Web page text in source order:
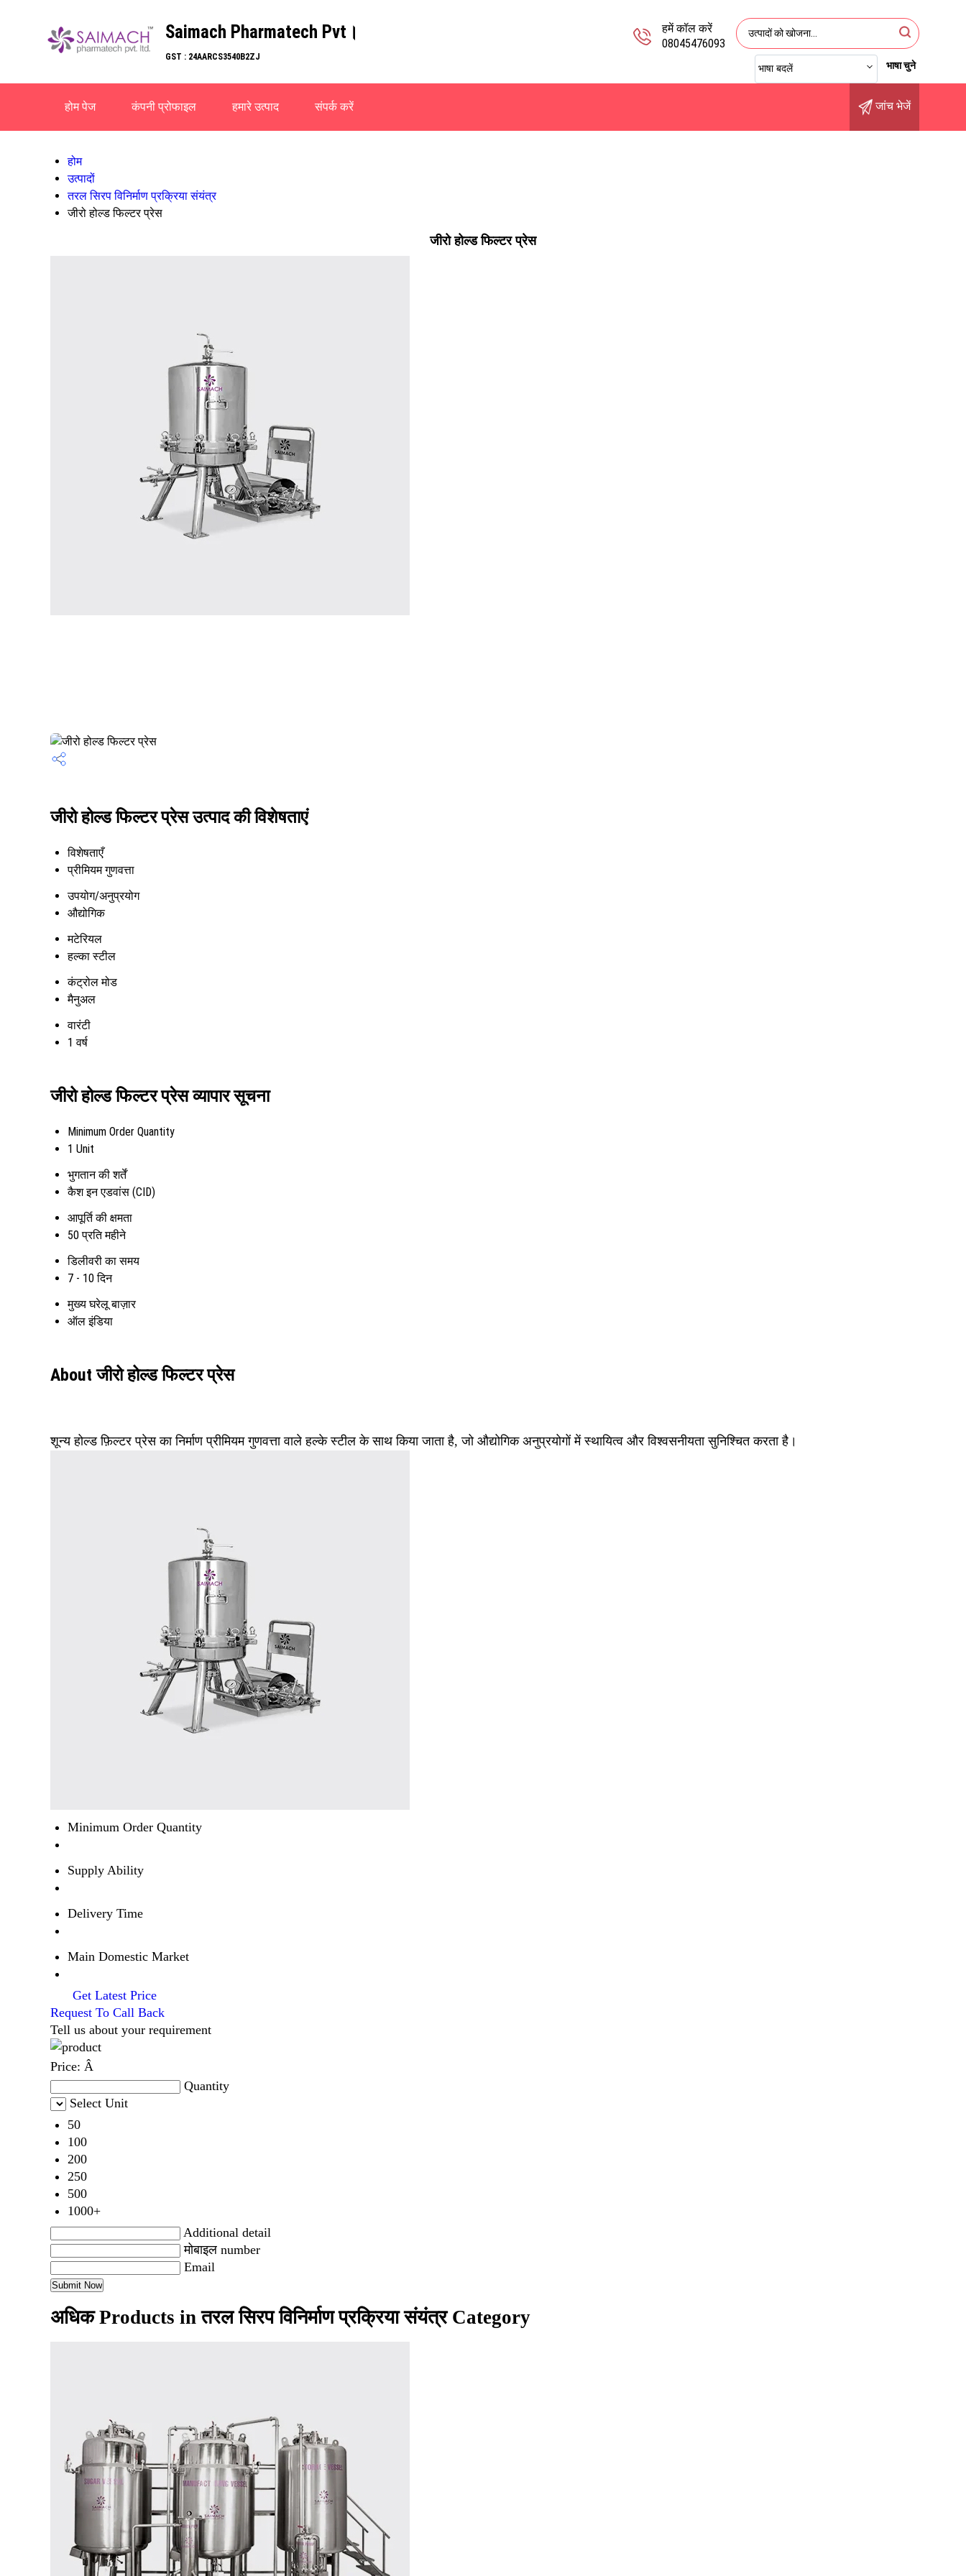
Saimach Pharmatech Pvt।
GST : 24AARCS3540B2ZJ
हमें कॉल करें
08045476093
भाषा बदलें भाषा चुने
होम पेज कंपनी प्रोफाइल हमारे उत्पाद संपर्क करें जांच भेजें
होम
उत्पादों
तरल सिरप विनिर्माण प्रक्रिया संयंत्र
जीरो होल्ड फिल्टर प्रेस
जीरो होल्ड फिल्टर प्रेस
जीरो होल्ड फिल्टर प्रेस उत्पाद की विशेषताएं
विशेषताएँ
प्रीमियम गुणवत्ता
उपयोग/अनुप्रयोग
औद्योगिक
मटेरियल
हल्का स्टील
कंट्रोल मोड
मैनुअल
वारंटी
1 वर्ष
जीरो होल्ड फिल्टर प्रेस व्यापार सूचना
Minimum Order Quantity
1 Unit
भुगतान की शर्तें
कैश इन एडवांस (CID)
आपूर्ति की क्षमता
50 प्रति महीने
डिलीवरी का समय
7 - 10 दिन
मुख्य घरेलू बाज़ार
ऑल इंडिया
About जीरो होल्ड फिल्टर प्रेस
शून्य होल्ड फ़िल्टर प्रेस का निर्माण प्रीमियम गुणवत्ता वाले हल्के स्टील के साथ किया जाता है, जो औद्योगिक अनुप्रयोगों में स्थायित्व और विश्वसनीयता सुनिश्चित करता है।
Minimum Order Quantity
Supply Ability
Delivery Time
Main Domestic Market
Get Latest Price
Request To Call Back
Tell us about your requirement
Price: Â
Quantity
Select Unit
50
100
200
250
500
1000+
Additional detail
मोबाइल number
Email
अधिक Products in तरल सिरप विनिर्माण प्रक्रिया संयंत्र Category